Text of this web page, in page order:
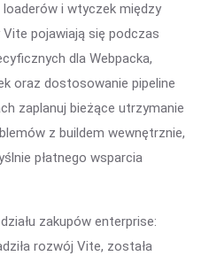
i wtyczek między
pojawiają się podczas
dla Webpacka,
oraz dostosowanie pipeline
zaplanuj bieżące utrzymanie
z buildem wewnętrznie,
płatnego wsparcia
zakupów enterprise:
rozwój Vite, została